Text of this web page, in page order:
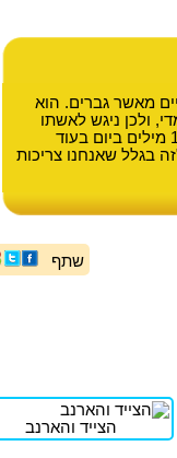
מאשר גברים. הוא
ולכן ניגש לאשתו
והציג בפניה את המחקר שקבע כי גברים מדברים בממוצע 15.000 מילים ביום בעוד
"זה בגלל שאנחנו צריכות
שתף
הצייד והארנב